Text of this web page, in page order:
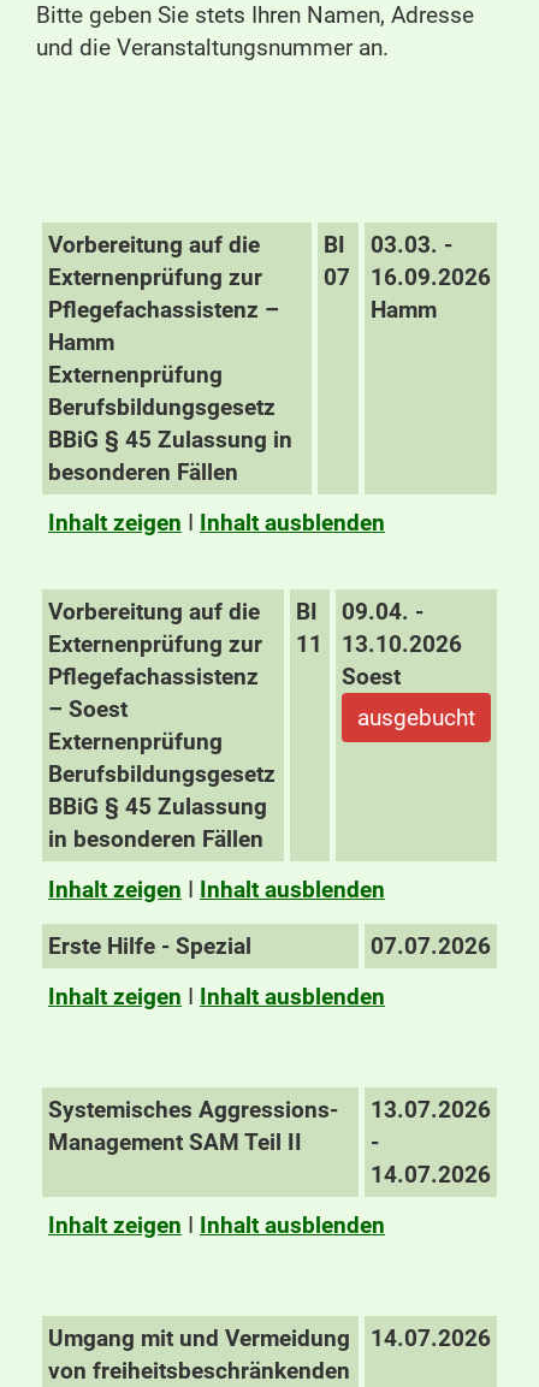
Bitte geben Sie stets Ihren Namen, Adresse
und die Veranstaltungsnummer an.
Vorbereitung auf die
Externenprüfung zur
Pflegefachassistenz –
Hamm
Externenprüfung
Berufsbildungsgesetz
BBiG § 45 Zulassung in
besonderen Fällen
BI
07
03.03. -
16.09.2026
Hamm
Inhalt zeigen I Inhalt ausblenden
Vorbereitung auf die
Externenprüfung zur
Pflegefachassistenz
– Soest
Externenprüfung
Berufsbildungsgesetz
BBiG § 45 Zulassung
in besonderen Fällen
BI
11
09.04. -
13.10.2026
Soest
ausgebucht
Inhalt zeigen I Inhalt ausblenden
Erste Hilfe - Spezial
07.07.2026
Inhalt zeigen I Inhalt ausblenden
Systemisches Aggressions-
Management SAM Teil II
13.07.2026
-
14.07.2026
Inhalt zeigen I Inhalt ausblenden
Umgang mit und Vermeidung
von freiheitsbeschränkenden
14.07.2026